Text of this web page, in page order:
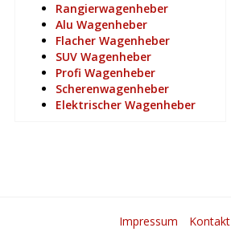
Rangierwagenheber
Alu Wagenheber
Flacher Wagenheber
SUV Wagenheber
Profi Wagenheber
Scherenwagenheber
Elektrischer Wagenheber
Impressum Kontakt